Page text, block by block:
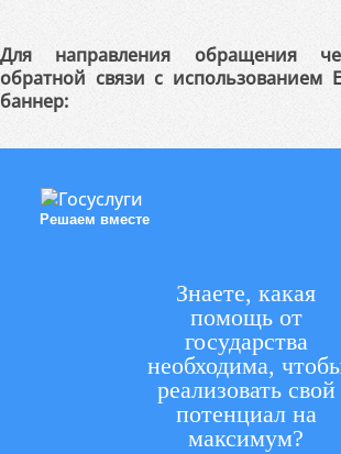
Для направления обращения
обратной связи с использованием
баннер:
Решаем вместе
Знаете, какая
помощь от
государства
необходима,
реализовать свой
потенциал на
максимум?